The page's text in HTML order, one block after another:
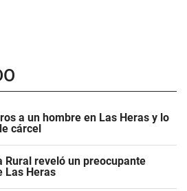
a un hombre en Las Heras y lo
cárcel
Rural reveló un preocupante
Las Heras